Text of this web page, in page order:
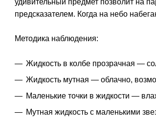
удивительный предмет позволит на
предсказателем. Когда на небо
Методика наблюдения:
Жидкость в колбе прозрачная —
Жидкость мутная — облачно,
Маленькие точки в жидкости —
Мутная жидкость с маленькими